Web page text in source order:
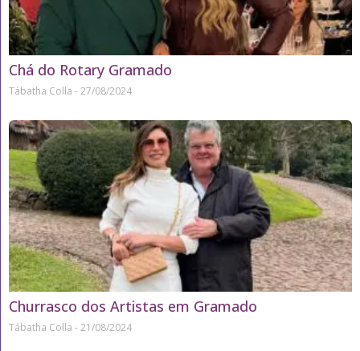
Chá do Rotary Gramado
Tábatha Colla 27/08/2024
Churrasco dos Artistas em Gramado
Tábatha Colla 21/08/2024